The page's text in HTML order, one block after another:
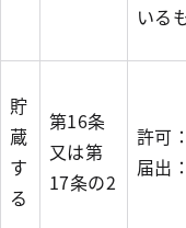
いる
貯
蔵
す
る
第16条
又は第
17条の2
許可
届出